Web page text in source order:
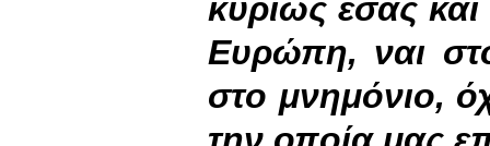
κυρίως εσάς
Ευρώπη, ναι
στο μνημόνιο,